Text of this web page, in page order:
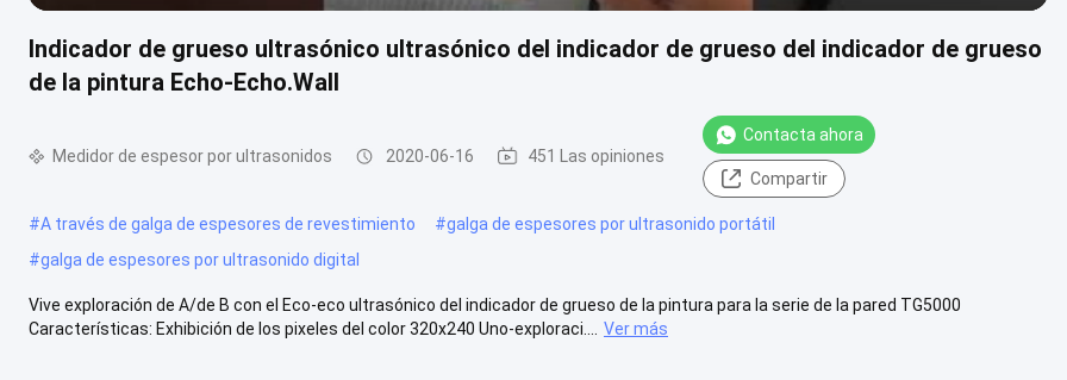
Indicador de grueso ultrasónico ultrasónico del indicador de grueso del indicador de grueso
de la pintura Echo-Echo.Wall
Medidor de espesor por ultrasonidos 2020-06-16 451 Las opiniones
Contacta ahora
Compartir
#A través de galga de espesores de revestimiento #galga de espesores por ultrasonido portátil
#galga de espesores por ultrasonido digital
Vive exploración de A/de B con el Eco-eco ultrasónico del indicador de grueso de la pintura para la serie de la pared TG5000
Características: Exhibición de los pixeles del color 320x240 Uno-exploraci....
Ver más